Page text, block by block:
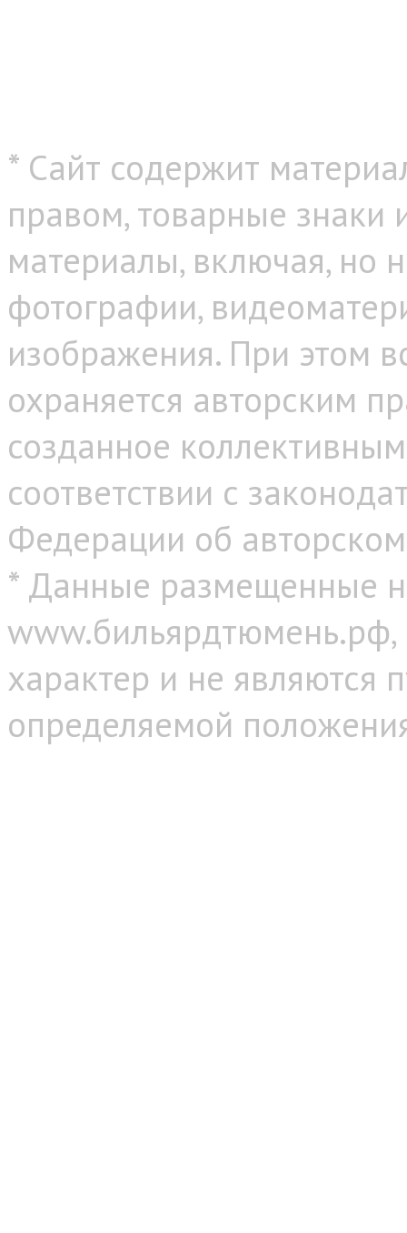
* Сайт содержит
правом, товарные
материалы, включая, но
фотографии,
изображения. При этом
охраняется авторским
созданное
соответствии с
Федерации об
* Данные размещенные
характер и не являются
определяемой